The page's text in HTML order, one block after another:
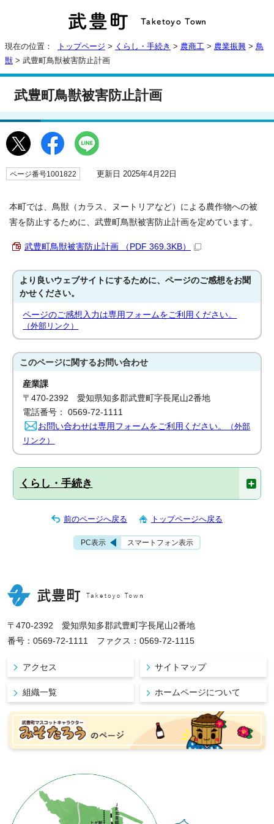
現在の位置： トップページ > くらし・手続き > 農商工 > 農業振興 > 鳥
獣 > 武豊町鳥獣被害防止計画
武豊町鳥獣被害防止計画
ページ番号1001822 更新日 2025年4月22日
本町では、鳥獣（カラス、ヌートリアなど）による農作物への被
害を防止するために、武豊町鳥獣被害防止計画を定めています。
武豊町鳥獣被害防止計画 （PDF 369.3KB）
より良いウェブサイトにするために、ページのご感想をお聞
かせください。
ページのご感想入力は専用フォームをご利用ください。
（外部リンク）
このページに関するお問い合わせ
産業課
〒470-2392 愛知県知多郡武豊町字長尾山2番地
電話番号： 0569-72-1111
お問い合わせは専用フォームをご利用ください。
（外部
リンク）
くらし・手続き
前のページへ戻る トップページへ戻る
PC表示 スマートフォン表示
〒470-2392 愛知県知多郡武豊町字長尾山2番地
番号：0569-72-1111 ファクス：0569-72-1115
アクセス サイトマップ
組織一覧 ホームページについて